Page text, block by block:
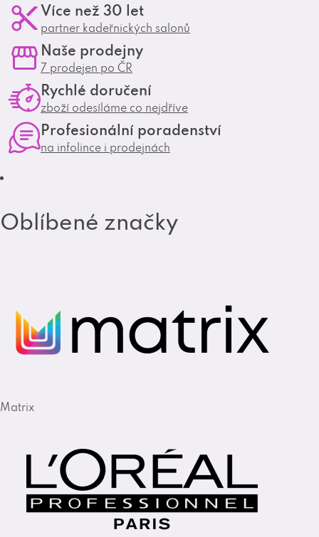
n
s
g
a
m
a
e
o
o
k
Více než 30 let
partner kadeřnických salonů
Naše prodejny
7 prodejen po ČR
Rychlé doručení
zboží odesíláme co nejdříve
Profesionální poradenství
na infolince i prodejnách
Oblíbené značky
Matrix